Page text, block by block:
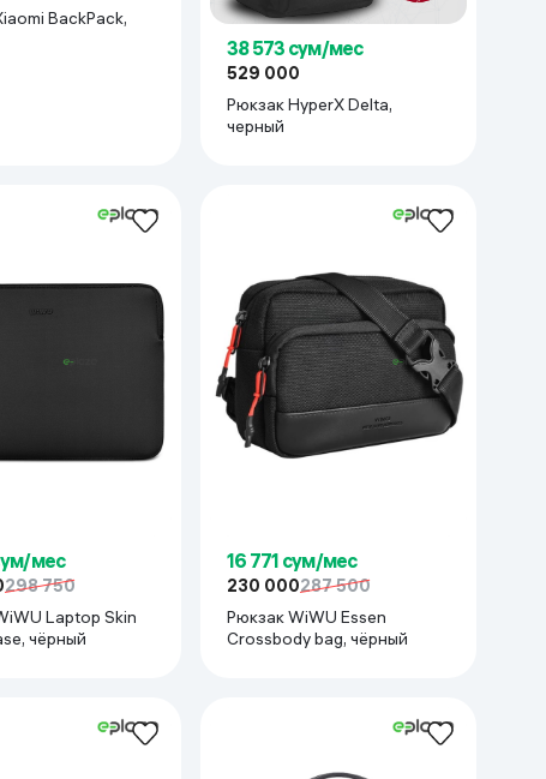
38 573 сум/мес
529 000
Рюкзак HyperX Delta,
черный
мес
298 750
Laptop Skin
чёрный
16 771 сум/мес
230 000287 500
Рюкзак WiWU Essen
Crossbody bag, чёрный